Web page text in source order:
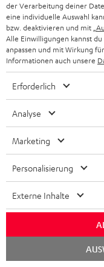
der Verarbeitung deiner
eine individuelle Auswahl
bzw. deaktivieren und mit
Alle Einwilligungen kannst
anpassen und mit Wirkung
Informationen auch unsere
Erforderlich
Analyse
Marketing
Personalisierung
Externe Inhalte